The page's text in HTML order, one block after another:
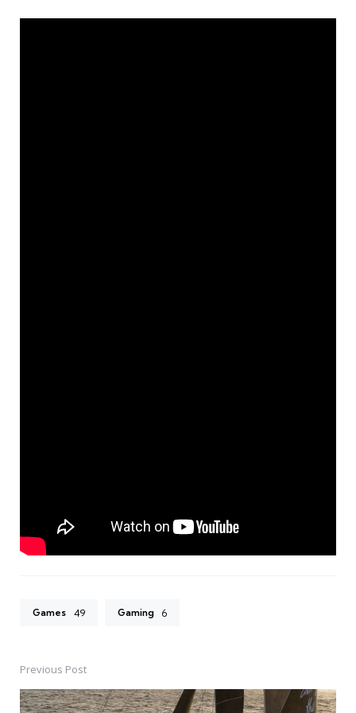
Games 49 Gaming 6
Post
navigation
Previous Post